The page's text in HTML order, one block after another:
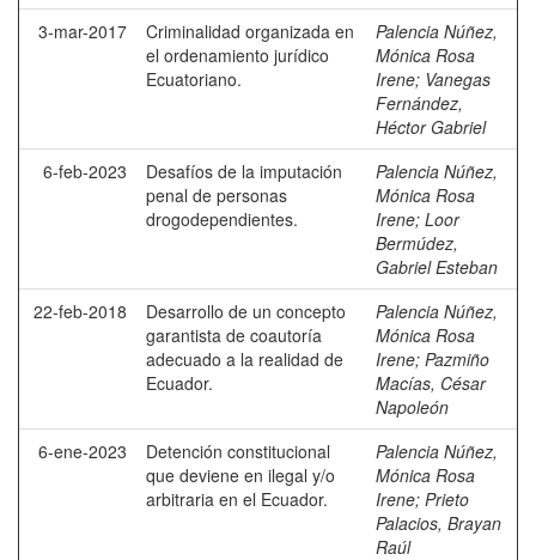
3-mar-2017
Criminalidad organizada en
el ordenamiento jurídico
Ecuatoriano.
Palencia Núñez,
Mónica Rosa
Irene; Vanegas
Fernández,
Héctor Gabriel
6-feb-2023
Desafíos de la imputación
penal de personas
drogodependientes.
Palencia Núñez,
Mónica Rosa
Irene; Loor
Bermúdez,
Gabriel Esteban
22-feb-2018
Desarrollo de un concepto
garantista de coautoría
adecuado a la realidad de
Ecuador.
Palencia Núñez,
Mónica Rosa
Irene; Pazmiño
Macías, César
Napoleón
6-ene-2023
Detención constitucional
que deviene en ilegal y/o
arbitraria en el Ecuador.
Palencia Núñez,
Mónica Rosa
Irene; Prieto
Palacios, Brayan
Raúl